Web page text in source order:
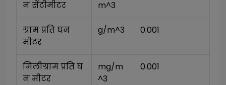
न सेंटीमीटर
m^3
ग्राम प्रति घन
मीटर
g/m^3 0.001
मिलीग्राम प्रति घ
न मीटर
mg/m
^3
0.001